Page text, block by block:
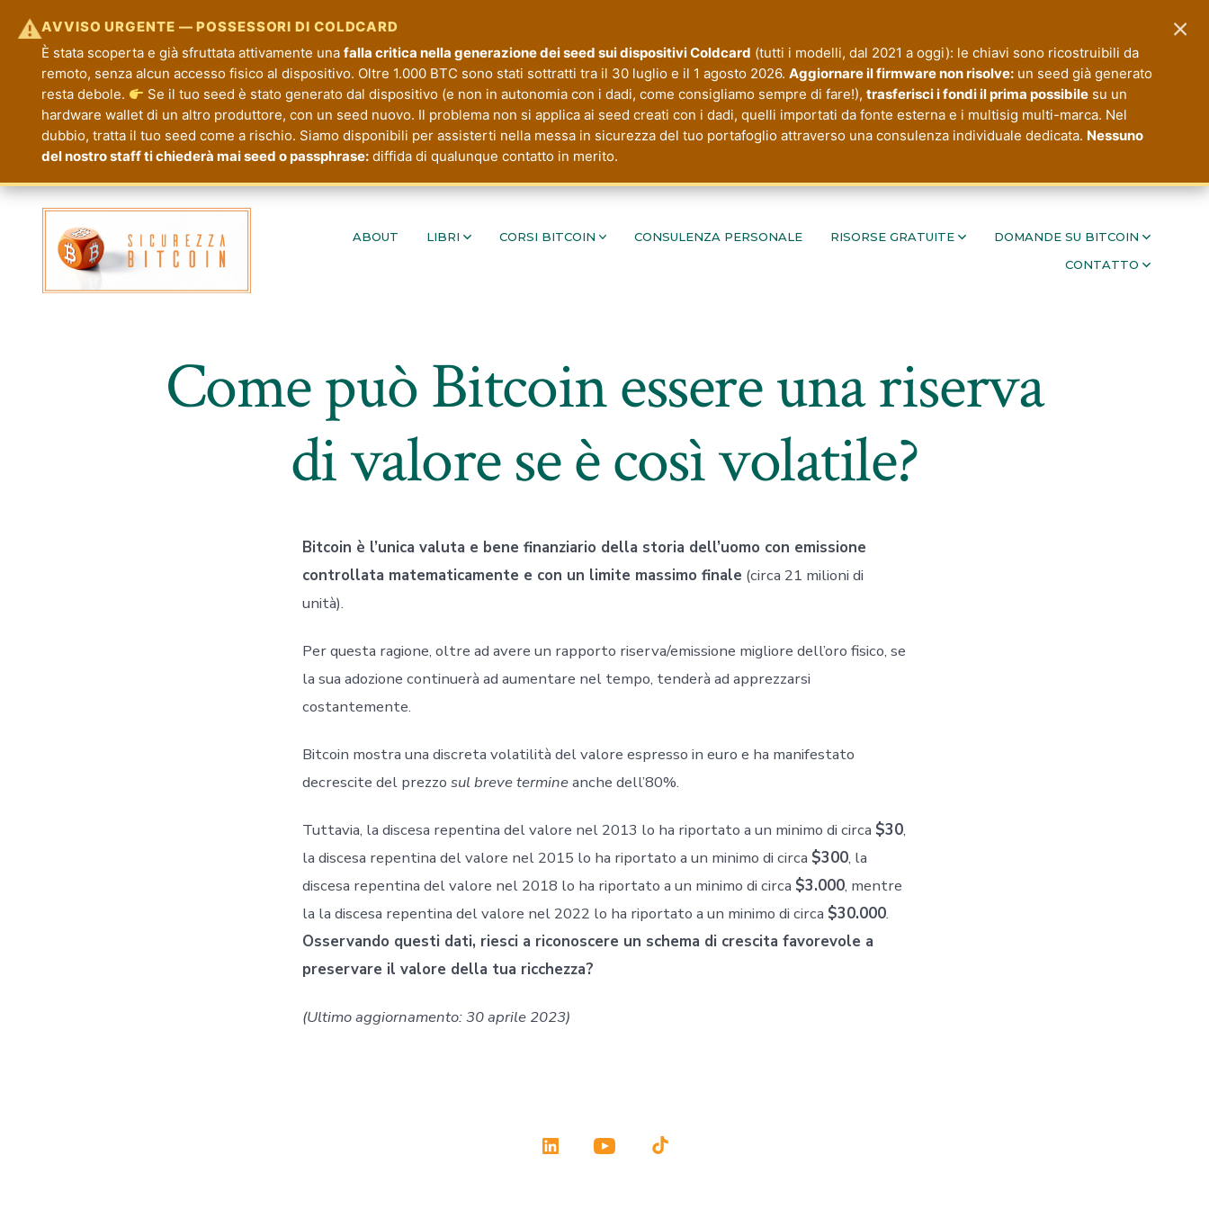
⚠AVVISO URGENTE — POSSESSORI DI COLDCARD
È stata scoperta e già sfruttata attivamente una falla critica nella generazione dei seed sui dispositivi Coldcard (tutti i modelli, dal 2021 a oggi): le chiavi sono ricostruibili da
remoto, senza alcun accesso fisico al dispositivo. Oltre 1.000 BTC sono stati sottratti tra il 30 luglio e il 1 agosto 2026. Aggiornare il firmware non risolve: un seed già generato
resta debole.
Se il tuo seed è stato generato dal dispositivo (e non in autonomia con i dadi, come consigliamo sempre di fare!),trasferisci i fondi il prima possibile su un
hardware wallet di un altro produttore, con un seed nuovo. Il problema non si applica ai seed creati con i dadi, quelli importati da fonte esterna e i multisig multi-marca. Nel
dubbio, tratta il tuo seed come a rischio. Siamo disponibili per assisterti nella messa in sicurezza del tuo portafoglio attraverso una consulenza individuale dedicata. Nessuno
del nostro staff ti chiederà mai seed o passphrase: diffida di qualunque contatto in merito.
×
Passa
contenuto
ABOUT LIBRI CORSI BITCOIN CONSULENZA PERSONALE RISORSE GRATUITE
DOMANDE SU BITCOIN
CONTATTO
Come può Bitcoin essere una riserva
di valore se è così volatile?
Bitcoin è l’unica valuta e bene finanziario della storia dell’uomo con emissione
controllata matematicamente e con un limite massimo finale (circa 21 milioni di
unità).
Per questa ragione, oltre ad avere un rapporto riserva/emissione migliore dell’oro fisico, se
la sua adozione continuerà ad aumentare nel tempo, tenderà ad apprezzarsi
costantemente.
Bitcoin mostra una discreta volatilità del valore espresso in euro e ha manifestato
decrescite del prezzo sul breve termineanche dell’80%.
Tuttavia, la discesa repentina del valore nel 2013 lo ha riportato a un minimo di circa $30,
la discesa repentina del valore nel 2015 lo ha riportato a un minimo di circa $300, la
discesa repentina del valore nel 2018 lo ha riportato a un minimo di circa $3.000, mentre
la la discesa repentina del valore nel 2022 lo ha riportato a un minimo di circa $30.000.
Osservando questi dati, riesci a riconoscere un schema di crescita favorevole a
preservare il valore della tua ricchezza?
(Ultimo aggiornamento: 30 aprile 2023)
Apri
Apri
Apri